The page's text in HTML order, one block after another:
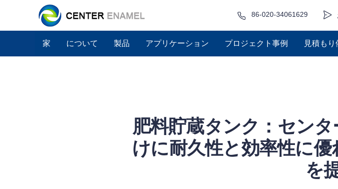
86-020-34061629
家 について 製品 アプリケーション プロジェクト事例 見積もり
肥料貯蔵タンク：セン
けに耐久性と効率性に
を